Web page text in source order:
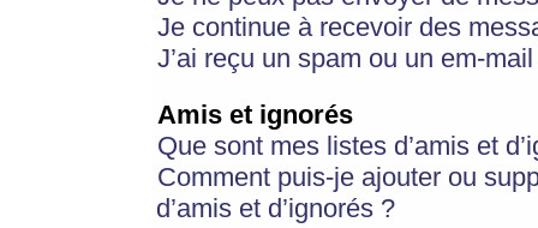
Je continue à recevoir des
J’ai reçu un spam ou un em-
Amis et ignorés
Que sont mes listes d’amis et
Comment puis-je ajouter ou
d’amis et d’ignorés ?